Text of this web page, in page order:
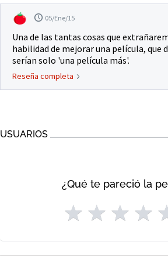
05/Ene/15
Una de las tantas cosas que
habilidad de mejorar una película, que
serían solo 'una película más'.
Reseña completa
USUARIOS
¿Qué te pareció la